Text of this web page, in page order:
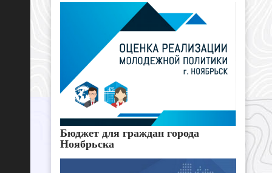
Бюджет для граждан города
Ноябрьска